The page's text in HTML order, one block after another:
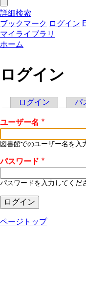
詳細検索
ブックマーク ログイン
マイライブラリ
ホーム
ログイン
ラ
イ
マ
リ
ー
タ
ブ
ログイン (アクテパ
ユーザー名
図書館でのユーザー名を入
パスワード
パスワードを入力してくだ
ページトップ